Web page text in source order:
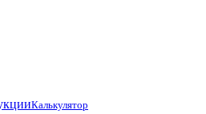
Калькулятор